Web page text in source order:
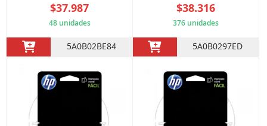
$37.987
48 unidades
5A0B02BE84
$38.316
376 unidades
5A0B0297ED